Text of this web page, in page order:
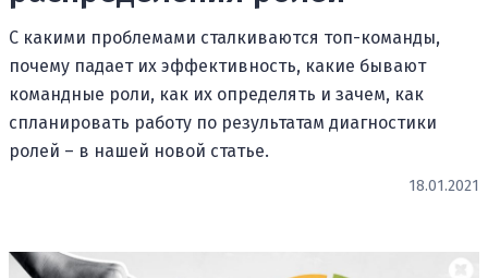
С какими проблемами сталкиваются топ-команды,
почему падает их эффективность, какие бывают
командные роли, как их определять и зачем, как
спланировать работу по результатам диагностики
ролей – в нашей новой статье.
18.01.2021